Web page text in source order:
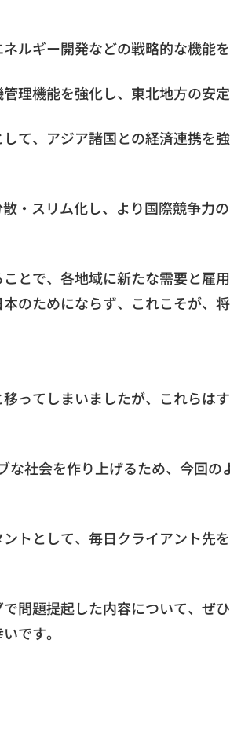
ルギー開発などの戦略的な機能を
理機能を強化し、東北地方の安定
て、アジア諸国との経済連携を
・スリム化し、より国際競争力
とで、各地域に新たな需要と雇
のためにならず、これこそが、
ってしまいましたが、これらは
な社会を作り上げるため、今回の
トとして、毎日クライアント先
問題提起した内容について、ぜ
です。